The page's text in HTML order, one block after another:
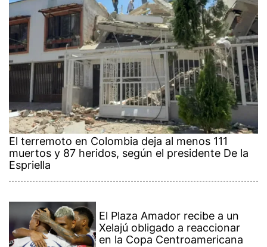
El terremoto en Colombia deja al menos 111
muertos y 87 heridos, según el presidente De la
Espriella
El Plaza Amador recibe a un
Xelajú obligado a reaccionar
en la Copa Centroamericana